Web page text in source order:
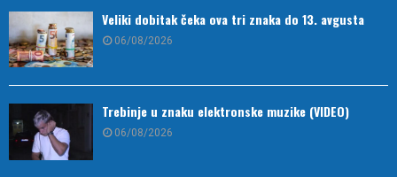
Veliki dobitak čeka ova tri znaka do 13. avgusta
06/08/2026
Trebinje u znaku elektronske muzike (VIDEO)
06/08/2026